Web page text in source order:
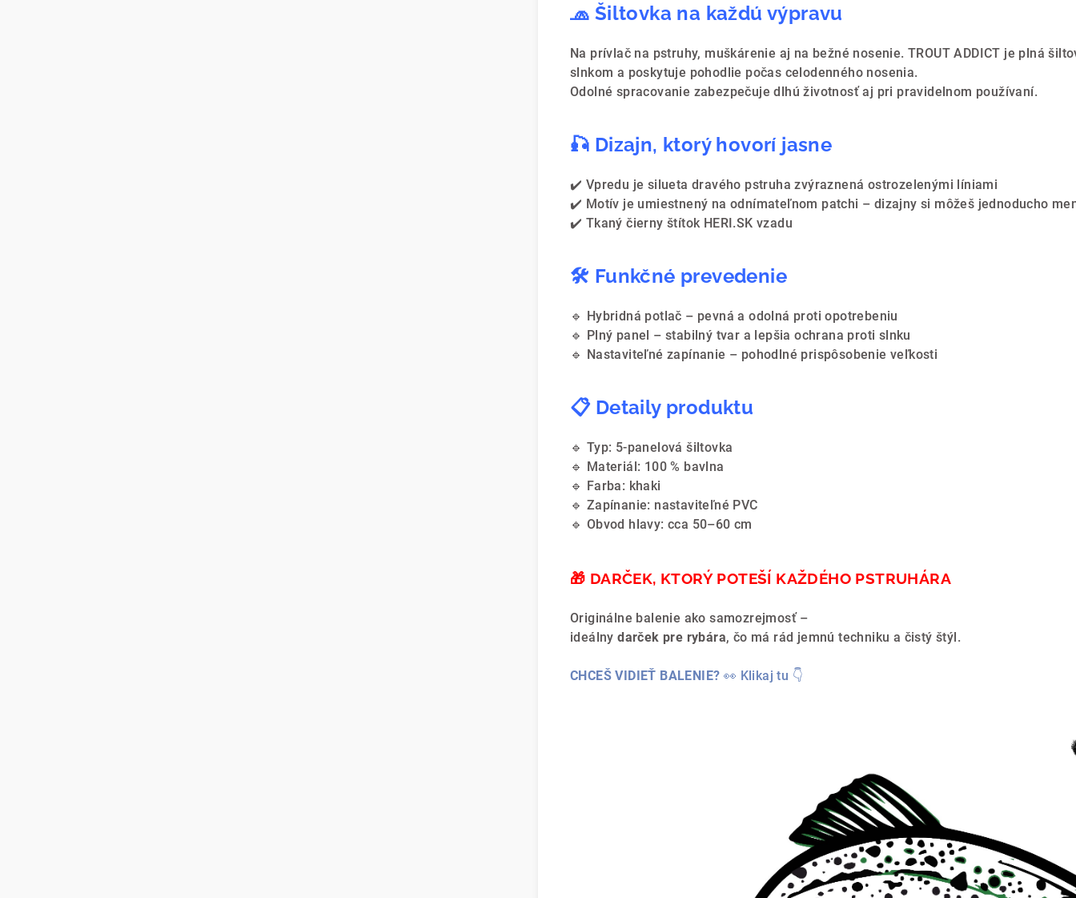
🧢 Šiltovka na každú výpravu
Na prívlač na pstruhy, muškárenie aj na bežné nosenie. TROUT ADDICT je plná
slnkom a poskytuje pohodlie počas celodenného nosenia.
Odolné spracovanie zabezpečuje dlhú životnosť aj pri pravidelnom používaní.
🎣 Dizajn, ktorý hovorí jasne
✔️ Vpredu je silueta dravého pstruha zvýraznená ostrozelenými líniami
✔️ Motív je umiestnený na odnímateľnom patchi – dizajny si môžeš jednoducho
✔️ Tkaný čierny štítok HERI.SK vzadu
🛠️ Funkčné prevedenie
🔹 Hybridná potlač – pevná a odolná proti opotrebeniu
🔹 Plný panel – stabilný tvar a lepšia ochrana proti slnku
🔹 Nastaviteľné zapínanie – pohodlné prispôsobenie veľkosti
📋 Detaily produktu
🔹 Typ: 5-panelová šiltovka
🔹 Materiál: 100 % bavlna
🔹 Farba: khaki
🔹 Zapínanie: nastaviteľné PVC
🔹 Obvod hlavy: cca 50–60 cm
🎁 DARČEK, KTORÝ POTEŠÍ KAŽDÉHO PSTRUHÁRA
Originálne balenie ako samozrejmosť –
ideálnydarček pre rybára, čo má rád jemnú techniku a čistý štýl.
CHCEŠ VIDIEŤ BALENIE? 👀 Klikaj tu 👇